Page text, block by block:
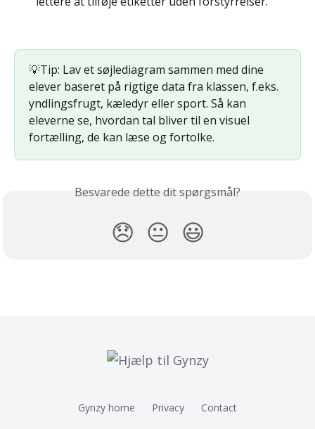
💡Tip: Lav et søjlediagram sammen med dine
elever baseret på rigtige data fra klassen, f.eks.
yndlingsfrugt, kæledyr eller sport. Så kan
eleverne se, hvordan tal bliver til en visuel
fortælling, de kan læse og fortolke.
Besvarede dette dit spørgsmål?
😞 😐 😃
Gynzy home Privacy Contact